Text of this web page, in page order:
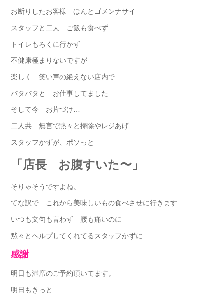
お断りしたお客様 ほんとゴメンナサイ
スタッフと二人 ご飯も食べず
トイレもろくに行かず
不健康極まりないですが
楽しく 笑い声の絶えない店内で
バタバタと お仕事してました
そして今 お片づけ…
二人共 無言で黙々と掃除やレジあげ…
スタッフかずが、ポソっと
「店長 お腹すいた〜」
そりゃそうですよね。
てな訳で これから美味しいもの食べさせに行きます
いつも文句も言わず 腰も痛いのに
黙々とヘルプしてくれてるスタッフかずに
感謝
明日も満席のご予約頂いてます。
明日もきっと